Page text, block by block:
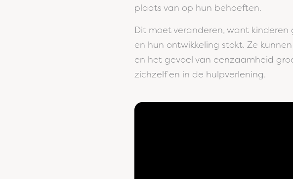
plaats van op hun behoeften.
Dit moet veranderen, want
en hun ontwikkeling stokt. Ze
en het gevoel van eenzaamheid
zichzelf en in de hulpverlening.